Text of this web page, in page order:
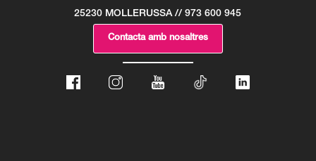
25230 MOLLERUSSA // 973 600 945
Contacta amb nosaltres